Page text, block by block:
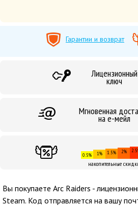
Гарантии и возврат
Лицензионный
ключ
Мгновенная
на е-мейл
0.5% 1% 1.5% 2%
накопительные
Вы покупаете Arc Raiders -
Steam. Код отправляется на вашу